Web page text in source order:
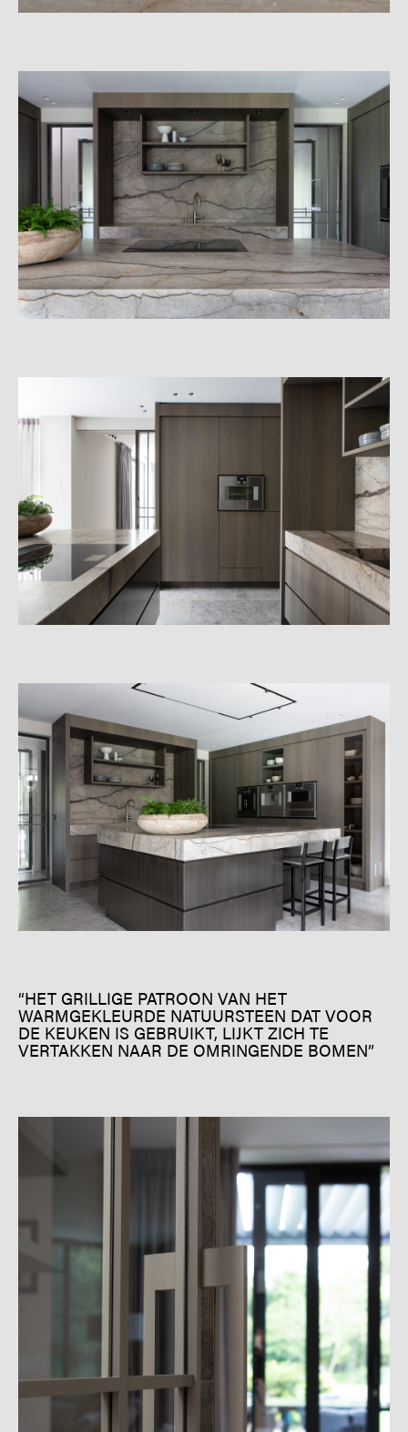
“HET GRILLIGE PATROON VAN HET
WARMGEKLEURDE NATUURSTEEN DAT VOOR
DE KEUKEN IS GEBRUIKT, LIJKT ZICH TE
VERTAKKEN NAAR DE OMRINGENDE BOMEN”